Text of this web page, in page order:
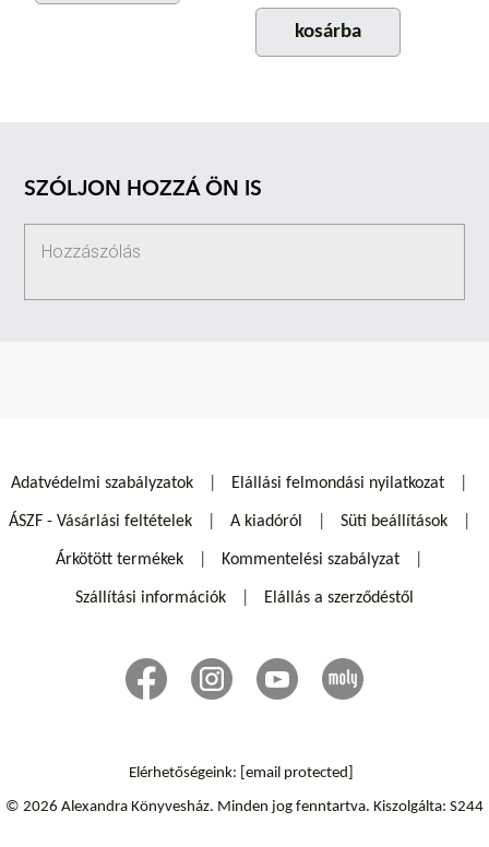
kosárba
SZÓLJON HOZZÁ ÖN IS
Adatvédelmi szabályzatok Elállási felmondási nyilatkozat
ÁSZF - Vásárlási feltételek A kiadóról Süti beállítások
Árkötött termékek Kommentelési szabályzat
Szállítási információk Elállás a szerződéstől
Elérhetőségeink: [email protected]
© 2026 Alexandra Könyvesház. Minden jog fenntartva. Kiszolgálta: S244